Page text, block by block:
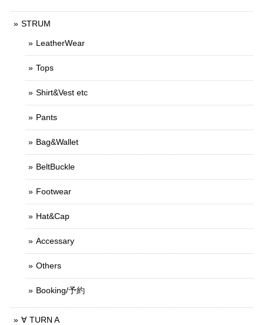
STRUM
LeatherWear
Tops
Shirt&Vest etc
Pants
Bag&Wallet
BeltBuckle
Footwear
Hat&Cap
Accessary
Others
Booking/予約
∀ TURN A